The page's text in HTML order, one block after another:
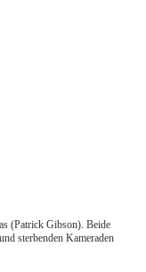
(Patrick Gibson). Beide
sterbenden Kameraden